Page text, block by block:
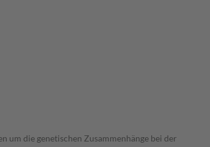
um die genetischen Zusammenhänge bei der